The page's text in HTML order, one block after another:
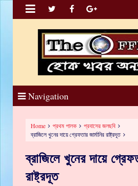

Navigation
Home প্রথম পালক
প্রবাসের জলছবি
ব্রাজিলে খুনের দায়ে গ্রেফতার জার্মানির রাষ্ট্রদূত
ব্রাজিলে খুনের দায়ে
রাষ্ট্রদূত